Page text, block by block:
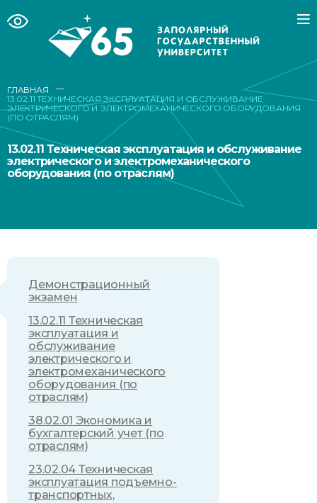
ГЛАВНАЯ
—
13.02.11 ТЕХНИЧЕСКАЯ ЭКСПЛУАТАЦИЯ И ОБСЛУЖИВАНИЕ
ЭЛЕКТРИЧЕСКОГО И ЭЛЕКТРОМЕХАНИЧЕСКОГО ОБОРУДОВАНИЯ
(ПО ОТРАСЛЯМ)
13.02.11 Техническая эксплуатация и обслуживание
электрического и электромеханического
оборудования (по отраслям)
Демонстрационный
экзамен
13.02.11 Техническая
эксплуатация и
обслуживание
электрического и
электромеханического
оборудования (по
отраслям)
38.02.01 Экономика и
бухгалтерский учет (по
отраслям)
23.02.04 Техническая
эксплуатация подъемно-
транспортных,